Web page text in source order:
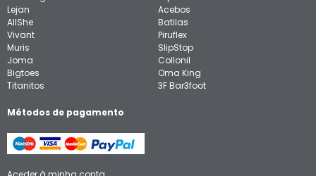
Lejan
AllShe
Vivant
Muris
Joma
Bigtoes
Titanitos
Acebos
Batilas
Piruflex
SlipStop
Collonil
Oma King
3F Bar3foot
Métodos de pagamento